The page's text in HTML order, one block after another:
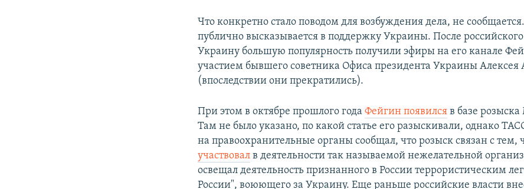
Что конкретно стало поводом для возбуждения дела, не
публично высказывается в поддержку Украины. После
Украину большую популярность получили эфиры на его канале
участием бывшего советника Офиса президента Украины Алексея
(впоследствии они прекратились).
При этом в октябре прошлого годаФейгин появился в базе
Там не было указано, по какой статье его разыскивали, однако
на правоохранительные органы сообщал, что розыск связан с тем,
участвовал в деятельности так называемой нежелательной
освещал деятельность признанного в России террористическим
России", воюющего за Украину. Еще раньше российские власти